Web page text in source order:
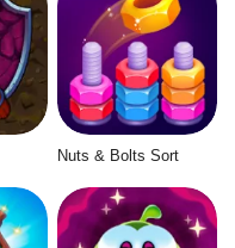
Nuts & Bolts Sort